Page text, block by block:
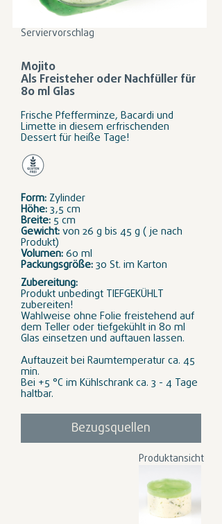
Serviervorschlag
Mojito
Als Freisteher oder Nachfüller für
80 ml Glas
Frische Pfefferminze, Bacardi und
Limette in diesem erfrischenden
Dessert für heiße Tage!
Form: Zylinder
Höhe:3,5 cm
Breite:5 cm
Gewicht:von 26 g bis 45 g ( je nach
Produkt)
Volumen:60 ml
Packungsgröße:30 St. im Karton
Zubereitung:
Produkt unbedingt TIEFGEKÜHLT
zubereiten!
Wahlweise ohne Folie freistehend auf
dem Teller oder tiefgekühlt in 80 ml
Glas einsetzen und auftauen lassen.
Auftauzeit bei Raumtemperatur ca. 45
min.
Bei +5 °C im Kühlschrank ca. 3 - 4 Tage
haltbar.
Bezugsquellen
Produktansicht